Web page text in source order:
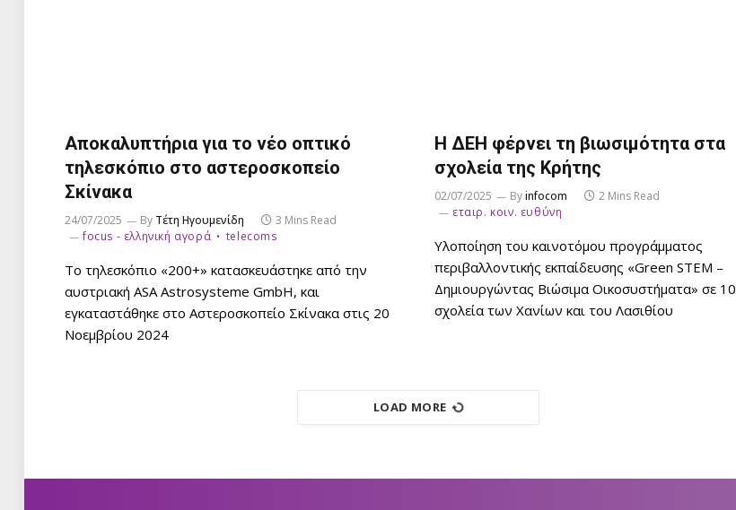
Αποκαλυπτήρια για το νέο οπτικό
τηλεσκόπιο στο αστεροσκοπείο
Σκίνακα
24/07/2025 By Τέτη Ηγουμενίδη
3 Mins Read
focus - ελληνική αγορά
telecoms
Το τηλεσκόπιο «200+» κατασκευάστηκε από την
αυστριακή ASA Astrosysteme GmbH, και
εγκαταστάθηκε στο Αστεροσκοπείο Σκίνακα στις 20
Νοεμβρίου 2024
H ΔΕΗ φέρνει τη βιωσιμότητα στα
σχολεία της Κρήτης
02/07/2025 Byinfocom
2 Mins Read
εταιρ. κοιν. ευθύνη
Υλοποίηση του καινοτόμου προγράμματος
περιβαλλοντικής εκπαίδευσης «Green STEM –
Δημιουργώντας Βιώσιμα Οικοσυστήματα» σε 10
σχολεία των Χανίων και του Λασιθίου
LOAD MORE